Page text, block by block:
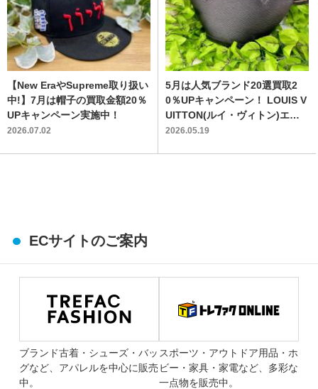
【New EraやSupreme取り扱い
中!】7月は帽子の買取金額20％
UPキャンペーン実施中！
2026.07.02
5月は人気ブランド20選買取2
0％UPキャンペーン！ LOUIS V
UITTON(ルイ・ヴィトン)エピ
サンジャック買取入荷！！
2026.05.19
ECサイトのご案内
ブランド古着・シューズ・バッ
グなど、アパレルを中心に販売
中。
スポーツ・アウトドア用品・ホ
ビー・家具・家電など、多彩な
一点物を販売中。